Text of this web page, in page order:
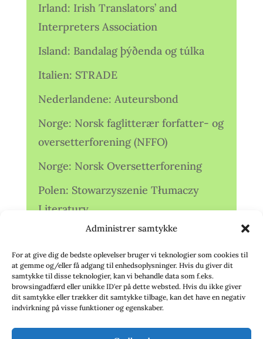
Administrer samtykke
For at give dig de bedste oplevelser bruger vi teknologier som cookies til
at gemme og/eller få adgang til enhedsoplysninger. Hvis du giver dit
samtykke til disse teknologier, kan vi behandle data som f.eks.
browsingadfærd eller unikke ID'er på dette websted. Hvis du ikke giver
dit samtykke eller trækker dit samtykke tilbage, kan det have en negativ
indvirkning på visse funktioner og egenskaber.
Irland: Irish Translators’ and
Interpreters Association
Island: Bandalag þýðenda og túlka
Italien: STRADE
Nederlandene: Auteursbond
Norge: Norsk faglitterær forfatter- og
oversetterforening (NFFO)
Norge: Norsk Oversetterforening
Polen: Stowarzyszenie Tłumaczy
Literatury
Storbritannien: Translators
Association (TA)
Sverige: Översättarsektionen (Ö.)
Sverige: Översättarcentrum (ÖC)